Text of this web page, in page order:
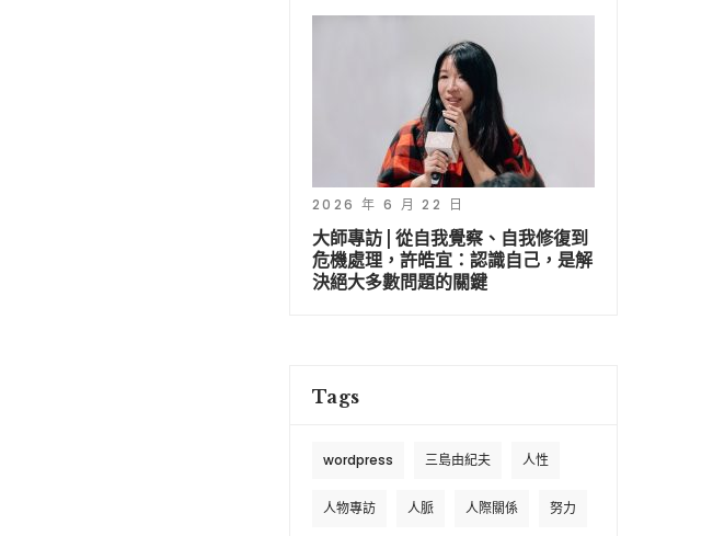
2026 年 6 月 22 日
大師專訪 | 從自我覺察、自我修復到
危機處理，許皓宜：認識自己，是解
決絕大多數問題的關鍵
Tags
wordpress 三島由紀夫 人性
人物專訪 人脈 人際關係 努力